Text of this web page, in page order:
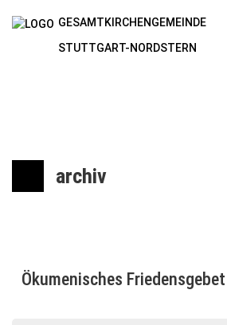
GESAMTKIRCHENGEMEINDE
STUTTGART-NORDSTERN
archiv
Ökumenisches Friedensgebet